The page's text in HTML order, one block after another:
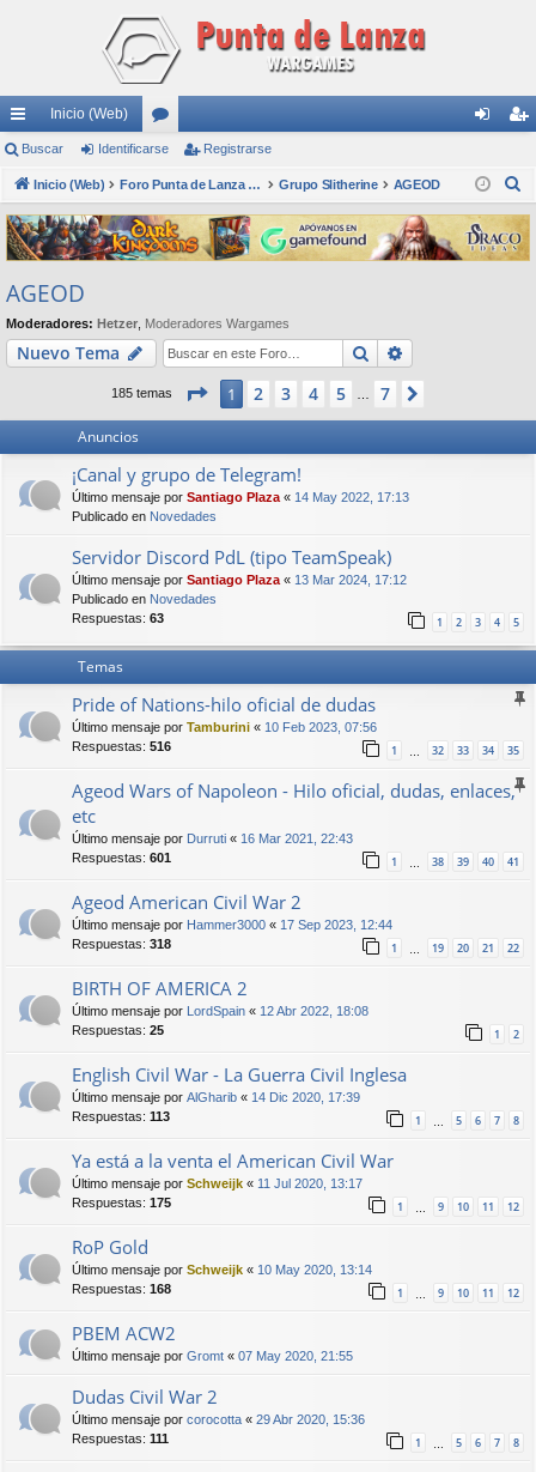
nl
ac
es
rá
pi
do
s
Inicio (Web)
or
os nti
fic
ar
ist
ra
rs
Buscar Identificarse Registrarse
Inicio (Web) Foro Punta de Lanza Wargames Grupo Slitherine AGEOD
s
c
AGEOD
Moderadores: Hetzer Moderadores Wargames
Nuevo Tema Buscar
185 temas Página de 7
1 2 3 4 5 7
Anuncios
¡Canal y grupo de Telegram!
Último mensaje por Santiago Plaza « 14 May 2022, 17:13
Publicado en Novedades
Servidor Discord PdL (tipo TeamSpeak)
Último mensaje por Santiago Plaza « 13 Mar 2024, 17:12
Publicado en Novedades
Respuestas: 63 1 2 3 4 5
Temas
Pride of Nations-hilo oficial de dudas
Último mensaje por Tamburini « 10 Feb 2023, 07:56
Respuestas: 516 1 32 33 34 35
Ageod Wars of Napoleon - Hilo oficial, dudas, enlaces,
etc
Último mensaje por Durruti « 16 Mar 2021, 22:43
Respuestas: 601 1 38 39 40 41
Ageod American Civil War 2
Último mensaje por Hammer3000 « 17 Sep 2023, 12:44
Respuestas: 318 1 19 20 21 22
BIRTH OF AMERICA 2
Último mensaje por LordSpain « 12 Abr 2022, 18:08
Respuestas: 25 1 2
English Civil War - La Guerra Civil Inglesa
Último mensaje por AlGharib « 14 Dic 2020, 17:39
Respuestas: 113 1 … 5 6 7 8
Ya está a la venta el American Civil War
Último mensaje por Schweijk « 11 Jul 2020, 13:17
Respuestas: 175 1 … 9 10 11 12
RoP Gold
Último mensaje por Schweijk « 10 May 2020, 13:14
Respuestas: 168 1 … 9 10 11 12
PBEM ACW2
Último mensaje por Gromt « 07 May 2020, 21:55
Dudas Civil War 2
Último mensaje por corocotta « 29 Abr 2020, 15:36
Respuestas: 111 1 … 5 6 7 8